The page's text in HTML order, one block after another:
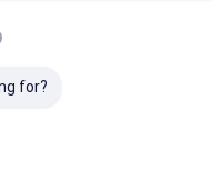
for?